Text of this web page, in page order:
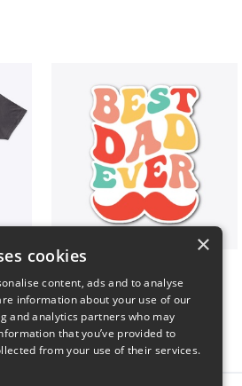
$5
×
cookies
content, ads and to analyse
information about your use of our
and analytics partners who may
that you’ve provided to
from your use of their services.